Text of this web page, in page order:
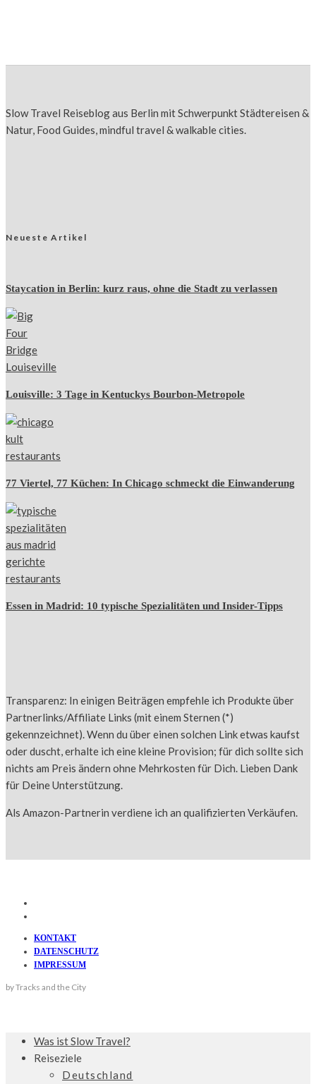
Slow Travel Reiseblog aus Berlin mit Schwerpunkt Städtereisen &
Natur, Food Guides, mindful travel & walkable cities.
Neueste Artikel
Staycation in Berlin: kurz raus, ohne die Stadt zu verlassen
Louisville: 3 Tage in Kentuckys Bourbon-Metropole
77 Viertel, 77 Küchen: In Chicago schmeckt die Einwanderung
Essen in Madrid: 10 typische Spezialitäten und Insider-Tipps
Transparenz: In einigen Beiträgen empfehle ich Produkte über
Partnerlinks/Affiliate Links (mit einem Sternen (*)
gekennzeichnet). Wenn du über einen solchen Link etwas kaufst
oder duscht, erhalte ich eine kleine Provision; für dich sollte sich
nichts am Preis ändern ohne Mehrkosten für Dich. Lieben Dank
für Deine Unterstützung.
Als Amazon-Partnerin verdiene ich an qualifizierten Verkäufen.
KONTAKT
DATENSCHUTZ
IMPRESSUM
by Tracks and the City
Was ist Slow Travel?
Reiseziele
Deutschland